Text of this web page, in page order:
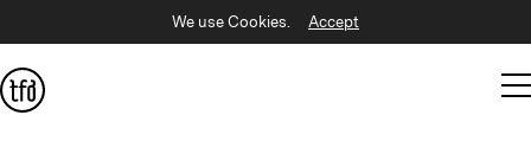
We use Cookies. Accept